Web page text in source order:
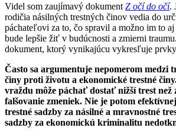
Videl som zaujímavý dokument Z očí do očí.
rodičia násilných trestných činov vedia do
páchateľovi za to, čo spravil a možno im to aj
bude lepšie žiť v budúcnosti a zmierni
dokument, ktorý vynikajúcu vykresľuje
Často sa argumentuje nepomerom medzi
činy proti životu a ekonomické trestné
vraždu môže páchať dostať nižší trest než
falšovanie zmeniek. Nie je potom
trestné sadzby za násilné a mravnostné
sadzby za ekonomickú kriminalitu